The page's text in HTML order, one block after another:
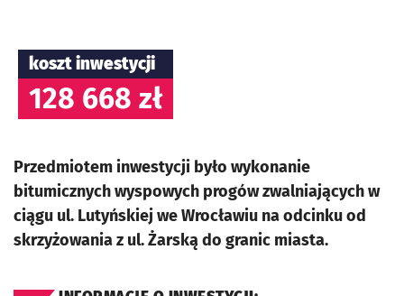
koszt inwestycji
128 668 zł
Przedmiotem inwestycji było wykonanie
bitumicznych wyspowych progów zwalniających w
ciągu ul. Lutyńskiej we Wrocławiu na odcinku od
skrzyżowania z ul. Żarską do granic miasta.